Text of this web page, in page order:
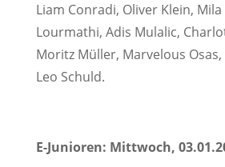
Liam Conradi, Oliver Klein,
Lourmathi, Adis Mulalic,
Moritz Müller, Marvelous
Leo Schuld.
E-Junioren: Mittwoch,